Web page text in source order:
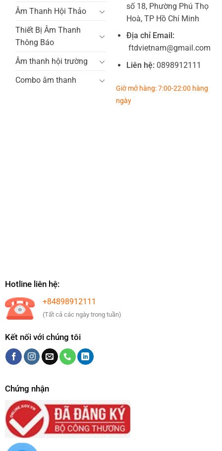
Âm Thanh Hội Thảo
Thiết Bị Âm Thanh
Thông Báo
Âm thanh hội trường
Combo âm thanh
số 18, Phường Phú Thọ
Hoà, TP Hồ Chí Minh
Địa chỉ Email:
ftdvietnam@gmail.com
Liên hệ: 0898912111
Giờ mở hàng: 7:00-22:00 hàng
ngày
Hotline liên hệ:
+84898912111
(Tất cả các ngày trong tuần)
Kết nối với chúng tôi
Chứng nhận